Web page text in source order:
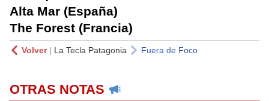
Alta Mar (España)
The Forest (Francia)
Volver| La Tecla Patagonia Fuera de Foco
OTRAS NOTAS